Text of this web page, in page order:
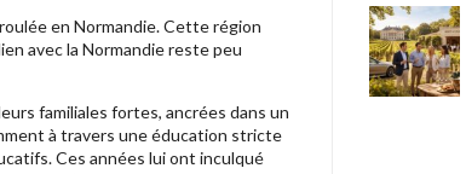
en Normandie. Cette région
avec la Normandie reste peu
familiales fortes, ancrées dans un
à travers une éducation stricte
Ces années lui ont inculqué